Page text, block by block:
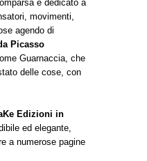
e dedicato a
movimenti,
agendo di
Picasso
Guarnaccia, che
delle cose, con
Edizioni in
ed elegante,
a numerose pagine